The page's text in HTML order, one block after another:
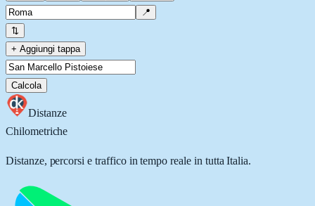
📍
⇅
+ Aggiungi tappa
Calcola
Distanze
Chilometriche
Distanze, percorsi e traffico in tempo reale in tutta Italia.